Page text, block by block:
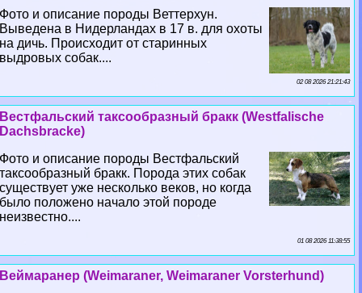
Фото и описание породы Веттерхун.
Выведена в Нидерландах в 17 в. для охоты
на дичь. Происходит от старинных
выдровых собак....
02 08 2026 21:21:43
Вестфальский таксообразный бpaкк (Westfalische
Dachsbracke)
Фото и описание породы Вестфальский
таксообразный бpaкк. Порода этих собак
существует уже несколько веков, но когда
было положено начало этой породе
неизвестно....
01 08 2026 11:38:55
Веймаранер (Weimaraner, Weimaraner Vorsterhund)